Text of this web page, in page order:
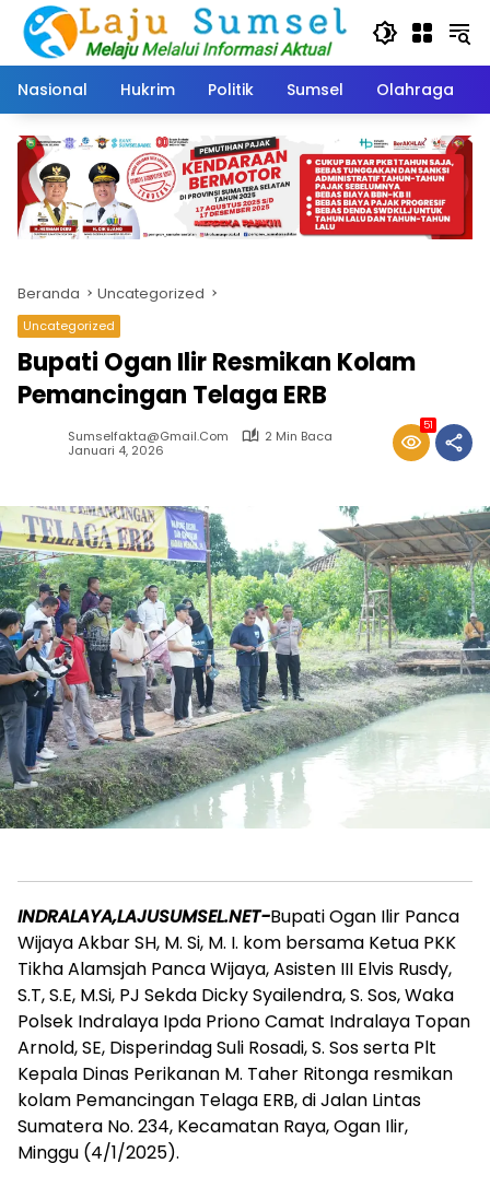
Langsung
konten
Nasional
Hukrim Politik Sumsel Olahraga
Beranda Uncategorized
Uncategorized
Bupati Ogan Ilir Resmikan Kolam
Pemancingan Telaga ERB
Sumselfakta@gmail.com
2 Min Baca
Januari 4, 2026
51
INDRALAYA,LAJUSUMSEL.NET-Bupati Ogan Ilir Panca
Wijaya Akbar SH, M. Si, M. I. kom bersama Ketua PKK
Tikha Alamsjah Panca Wijaya, Asisten III Elvis Rusdy,
S.T, S.E, M.Si, PJ Sekda Dicky Syailendra, S. Sos, Waka
Polsek Indralaya Ipda Priono Camat Indralaya Topan
Arnold, SE, Disperindag Suli Rosadi, S. Sos serta Plt
Kepala Dinas Perikanan M. Taher Ritonga resmikan
kolam Pemancingan Telaga ERB, di Jalan Lintas
Sumatera No. 234, Kecamatan Raya, Ogan Ilir,
Minggu (4/1/2025).